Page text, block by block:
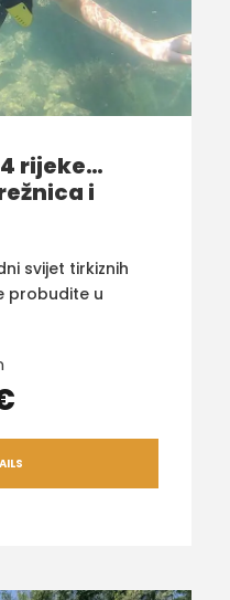
rijeke…
i
svijet tirkiznih
probudite u